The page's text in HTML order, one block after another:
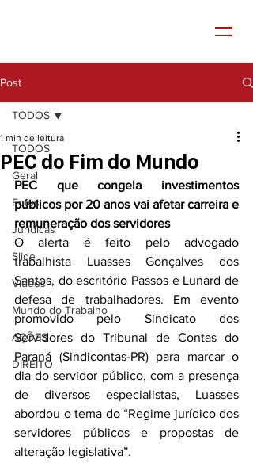
Post
TODOS
Geral
Fotos
Jurídicas
Slide
Vídeos
Mundo do Trabalho
AÇÕES
DIREITO
TODOS
PEC do Fim do Mundo
1 min de leitura
PEC que congela investimentos
públicos por 20 anos vai afetar carreira e
remuneração dos servidores
O alerta é feito pelo advogado
trabalhista Luasses Gonçalves dos
Santos, do escritório Passos e Lunard de
defesa de trabalhadores. Em evento
promovido pelo Sindicato dos
Servidores do Tribunal de Contas do
Paraná (Sindicontas-PR) para marcar o
dia do servidor público, com a presença
de diversos especialistas, Luasses
abordou o tema do “Regime jurídico dos
servidores públicos e propostas de
alteração legislativa”.